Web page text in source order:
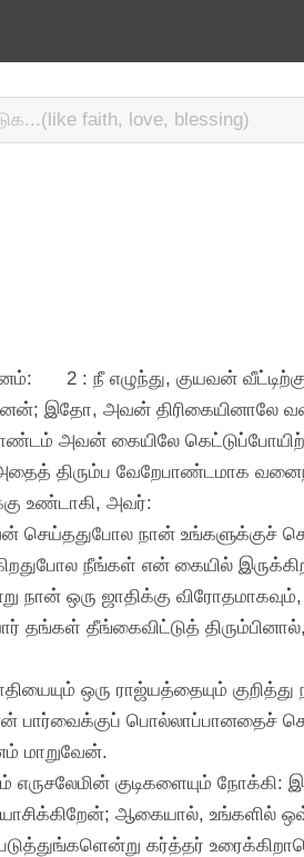
2 : நீ எழுந்து, குயவன்
இதோ, அவன் திரிகையினாலே
அவன் கையிலே
திரும்ப வேறேபாண்டமாக
உண்டாகி, அவர்:
செய்ததுபோல நான்
நீங்கள் என் கையில்
நான் ஒரு ஜாதிக்கு
தங்கள் தீங்கைவிட்டுத்
ஒரு ராஜ்யத்தையும்
பொல்லாப்பானதைச்
மாறுவேன்.
எருசலேமின் குடிகளையும்
ஆகையால், உங்களில்
கர்த்தர்